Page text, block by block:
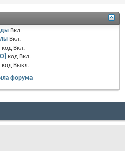
Вкл.
Вкл.
код Вкл.
код Вкл.
код Выкл.
форума